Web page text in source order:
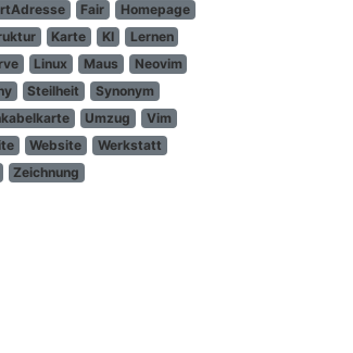
Fair
Homepage
Karte KI
Lernen
Linux Maus
Neovim
Steilheit
Synonym
Umzug
Vim
Website
Werkstatt
Zeichnung